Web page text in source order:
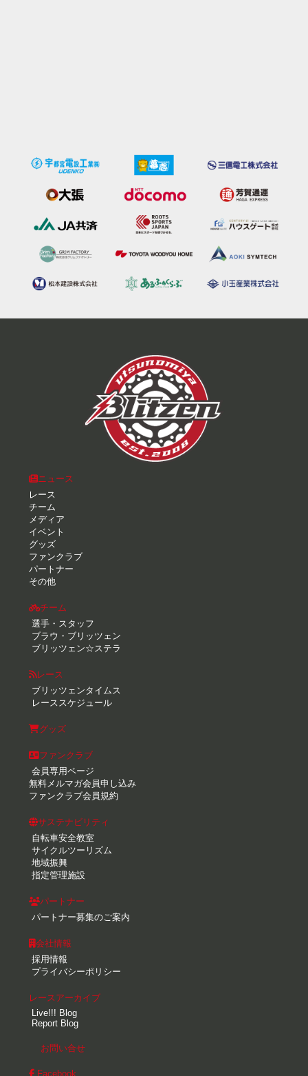
ニュース
レース
チーム
メディア
イベント
グッズ
ファンクラブ
パートナー
その他
チーム
選手・スタッフ
ブラウ・ブリッツェン
ブリッツェン☆ステラ
レース
ブリッツェンタイムス
レーススケジュール
グッズ
ファンクラブ
会員専用ページ
無料メルマガ会員申し込み
ファンクラブ会員規約
サステナビリティ
自転車安全教室
サイクルツーリズム
地域振興
指定管理施設
パートナー
パートナー募集のご案内
会社情報
採用情報
プライバシーポリシー
レースアーカイブ
Live!!! Blog
Report Blog
お問い合せ
Facebook